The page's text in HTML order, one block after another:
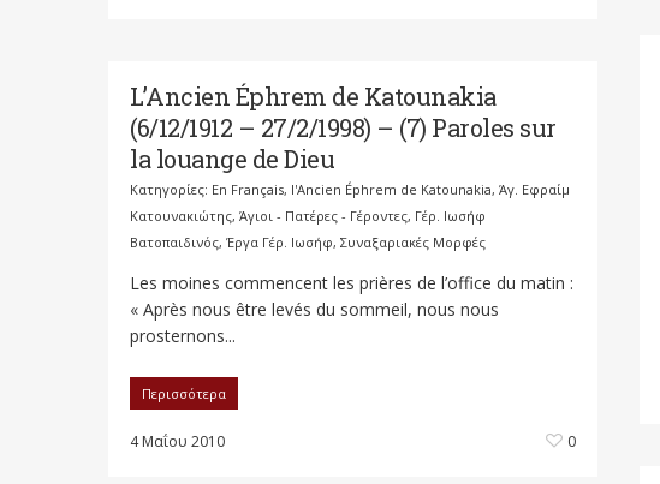
L’Ancien Éphrem de Katounakia
(6/12/1912 – 27/2/1998) – (7) Paroles sur
la louange de Dieu
Κατηγορίες: En Français, l'Ancien Éphrem de Katounakia, Άγ. Εφραίμ
Κατουνακιώτης, Άγιοι - Πατέρες - Γέροντες, Γέρ. Ιωσήφ
Βατοπαιδινός, Έργα Γέρ. Ιωσήφ, Συναξαριακές Μορφές
Les moines commencent les prières de l’office du matin :
« Après nous être levés du sommeil, nous nous
prosternons...
Περισσότερα
4 Μαΐου 2010 0